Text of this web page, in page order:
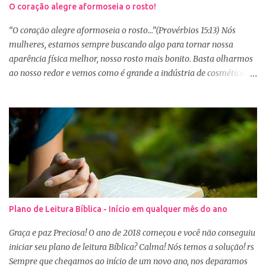
O coração alegre aformoseia o rosto!
“O coração alegre aformoseia o rosto...”(Provérbios 15:13) Nós
mulheres, estamos sempre buscando algo para tornar nossa
aparência física melhor, nosso rosto mais bonito. Basta olharmos
ao nosso redor e vemos como é grande a indústria de cosméticos e
se maquiar e testam produtos. Não é errado gostar de se cuidar e
buscar conhecimento de como ficar mais bonita e atraente. Eu
também gosto de maquiagem e dicas de beleza, no entanto,
precisamos cuidar primeiramente da nossa beleza interior. A
verdade é que, muitas de nós buscamos de forma desenfreada
ficarmos mais bonitas por fora tentando nos afirmar, e mostrar
que temos algum valor, porque nossos corações estão cheios de
amargura e traumas causados por situações que vivenciamos. O
Sábio rei Salomão nós dá uma dica de beleza no livro de
Provérbios dizendo que o coração alegre aformoseia o rosto. A
alegr...
Plano de Leitura Bíblica - Início em qualquer mês do ano
Graça e paz Preciosa! O ano de 2018 começou e você não conseguiu
iniciar seu plano de leitura Bíblica? Calma! Nós temos a solução! rs
Sempre que chegamos ao início de um novo ano, nos deparamos